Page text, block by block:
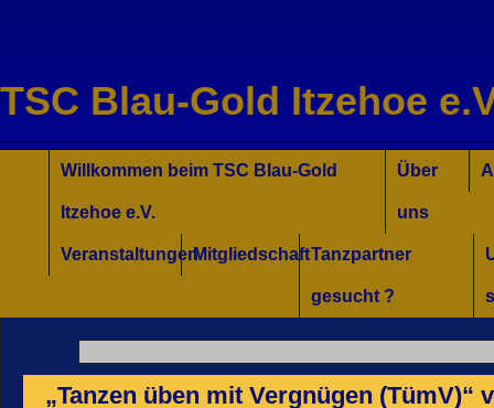
TSC Blau-Gold Itzehoe
Willkommen für Interessierte
Tanzkurse Aktuell
Unsere Trainer/innen
Turniersport
Jugend/Kinder
Willkommen beim TSC Blau-Gold
Itzehoe e.V.
Über
uns
VeranstaltungenMitgliedschaftTanzpartner
gesucht ?
„Tanzen üben mit Vergnügen (TümV)“